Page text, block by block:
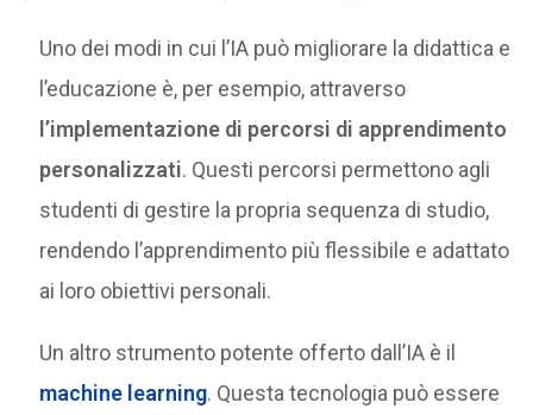
Uno dei modi in cui l’IA può migliorare la didattica e
l’educazione è, per esempio, attraverso
l’implementazione di percorsi di apprendimento
personalizzati. Questi percorsi permettono agli
studenti di gestire la propria sequenza di studio,
rendendo l’apprendimento più flessibile e adattato
ai loro obiettivi personali.
Un altro strumento potente offerto dall’IA è il
machine learning. Questa tecnologia può essere